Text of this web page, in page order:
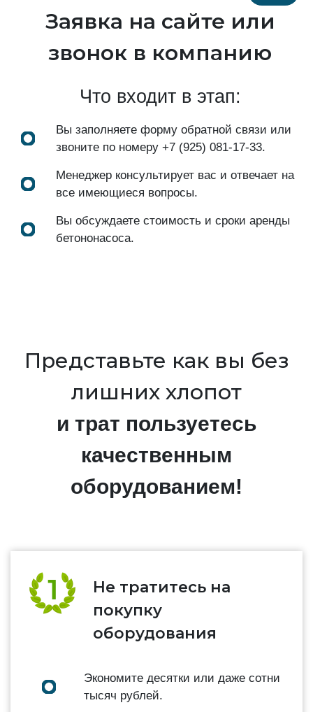
Заявка на сайте или
звонок в компанию
Что входит в этап:
Вы заполняете форму обратной связи или
звоните по номеру +7 (925) 081-17-33.
Менеджер консультирует вас и отвечает на
все имеющиеся вопросы.
Вы обсуждаете стоимость и сроки аренды
бетононасоса.
Представьте как вы без
лишних хлопот
и трат пользуетесь
качественным
оборудованием!
Не тратитесь на
покупку
оборудования
Экономите десятки или даже сотни
тысяч рублей.